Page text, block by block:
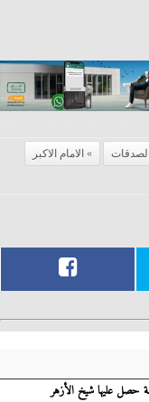
الامام الاكبر